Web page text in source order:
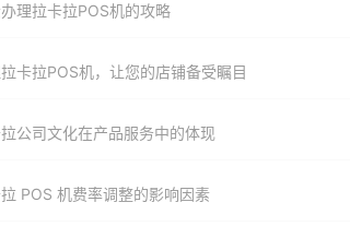
理拉卡拉POS机的攻略
卡拉POS机，让您的店铺备受瞩目
公司文化在产品服务中的体现
POS 机费率调整的影响因素